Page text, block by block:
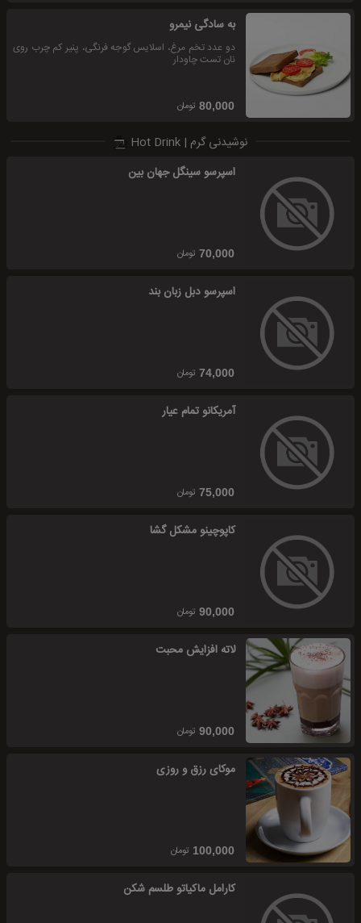
به سادگی نیمرو
دو عدد تخم مرغ، اسلایس گوجه فرنگی، پنیر کم چرب روی
نان تست چاودار
80,000 تومان
نوشیدنی گرم | Hot Drink
اسپرسو سینگل جهان بین
70,000 تومان
اسپرسو دبل زبان بند
74,000 تومان
آمریکانو تمام عیار
75,000 تومان
کاپوچینو مشکل گشا
90,000 تومان
لاته افزایش محبت
90,000 تومان
موکای رزق و روزی
100,000 تومان
کارامل ماکیاتو طلسم شکن